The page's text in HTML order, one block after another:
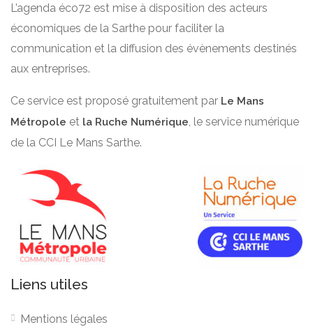
L’agenda éco72 est mise à disposition des acteurs
économiques de la Sarthe pour faciliter la
communication et la diffusion des évènements destinés
aux entreprises.
Ce service est proposé gratuitement par Le Mans
Métropole et la Ruche Numérique, le service numérique
de la CCI Le Mans Sarthe.
Liens utiles
Mentions légales